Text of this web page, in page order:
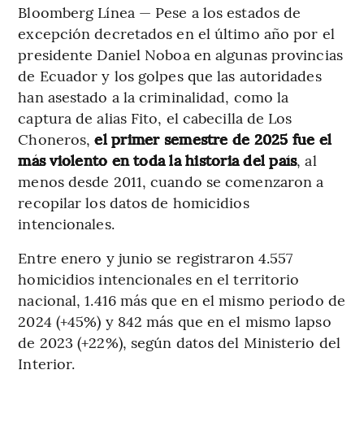
Bloomberg Línea — Pese a los estados de
excepción decretados en el último año por el
presidente Daniel Noboa en algunas provincias
de Ecuador y los golpes que las autoridades
han asestado a la criminalidad, como la
captura de alias Fito, el cabecilla de Los
Choneros,el primer semestre de 2025 fue el
más violento en toda la historia del país, al
menos desde 2011, cuando se comenzaron a
recopilar los datos de homicidios
intencionales.
Entre enero y junio se registraron 4.557
homicidios intencionales en el territorio
nacional, 1.416 más que en el mismo periodo de
2024 (+45%) y 842 más que en el mismo lapso
de 2023 (+22%), según datos del Ministerio del
Interior.